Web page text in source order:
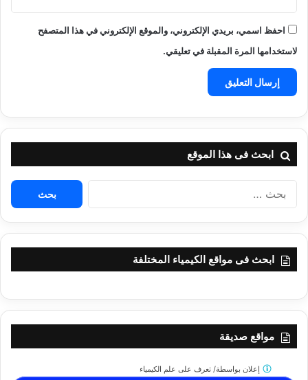
احفظ اسمي، بريدي الإلكتروني، والموقع الإلكتروني في هذا المتصفح
لاستخدامها المرة المقبلة في تعليقي.
ابحث فى هذا الموقع
البحث
عن:
ابحث فى مواقع الكيمياء المختلفة
مواقع صديقة
إعلان بواسطة/ تعرف على علم الكيمياء